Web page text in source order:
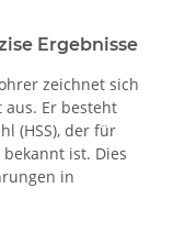
Ergebnisse
zeichnet sich
Er besteht
(HSS), der für
ist. Dies
in